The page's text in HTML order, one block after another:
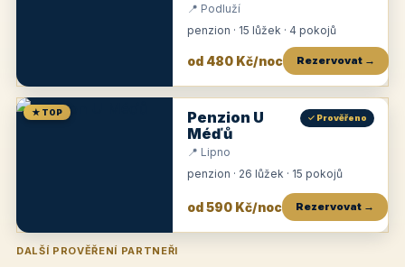
📍 Podluží
penzion · 15 lůžek · 4 pokojů
od 480 Kč/noc Rezervovat →
★ TOP
Penzion U
Méďů
✓ Prověřeno
📍 Lipno
penzion · 26 lůžek · 15 pokojů
od 590 Kč/noc Rezervovat →
DALŠÍ PROVĚŘENÍ PARTNEŘI
Penzion U Zámku Pension Faber